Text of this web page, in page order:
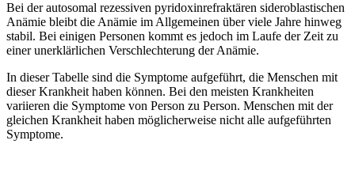
Bei der autosomal rezessiven pyridoxinrefraktären sideroblastischen
Anämie bleibt die Anämie im Allgemeinen über viele Jahre hinweg
stabil. Bei einigen Personen kommt es jedoch im Laufe der Zeit zu
einer unerklärlichen Verschlechterung der Anämie.
In dieser Tabelle sind die Symptome aufgeführt, die Menschen mit
dieser Krankheit haben können. Bei den meisten Krankheiten
variieren die Symptome von Person zu Person. Menschen mit der
gleichen Krankheit haben möglicherweise nicht alle aufgeführten
Symptome.